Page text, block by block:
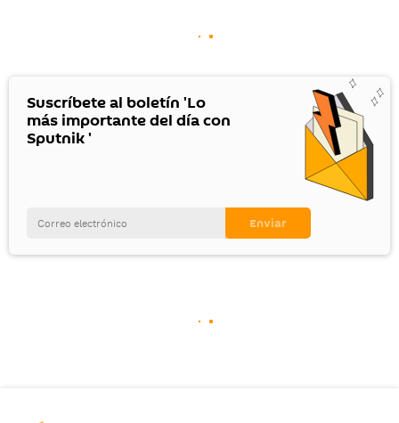
Suscríbete al boletín 'Lo
más importante del día con
Sputnik '